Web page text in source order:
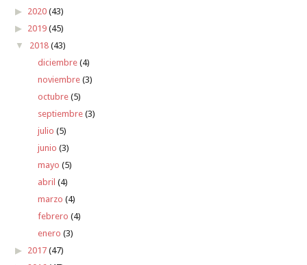
2020 (43)
2019 (45)
2018 (43)
diciembre(4)
noviembre(3)
octubre(5)
septiembre(3)
julio (5)
junio (3)
mayo (5)
abril (4)
marzo (4)
febrero (4)
enero (3)
2017 (47)